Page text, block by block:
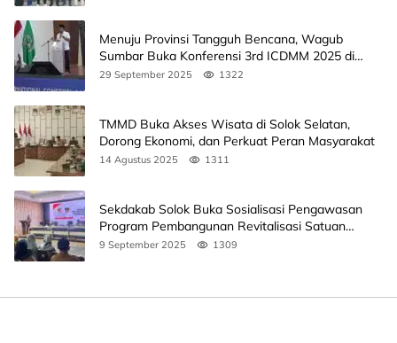
Menuju Provinsi Tangguh Bencana, Wagub
Sumbar Buka Konferensi 3rd ICDMM 2025 di
Unand
29 September 2025 1322
TMMD Buka Akses Wisata di Solok Selatan,
Dorong Ekonomi, dan Perkuat Peran Masyarakat
14 Agustus 2025 1311
Sekdakab Solok Buka Sosialisasi Pengawasan
Program Pembangunan Revitalisasi Satuan
Pendidikan
9 September 2025 1309